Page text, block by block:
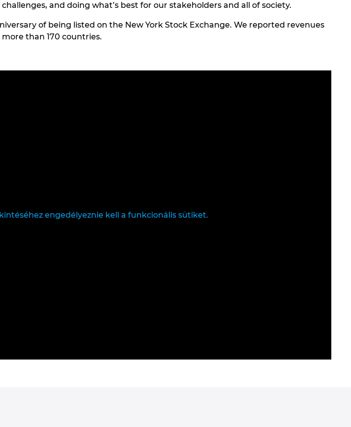
and doing what’s best for our stakeholders and all of society.​​
of being listed on the New York Stock Exchange. We reported revenues
than 170 countries.
engedélyeznie kell a funkcionális sütiket.